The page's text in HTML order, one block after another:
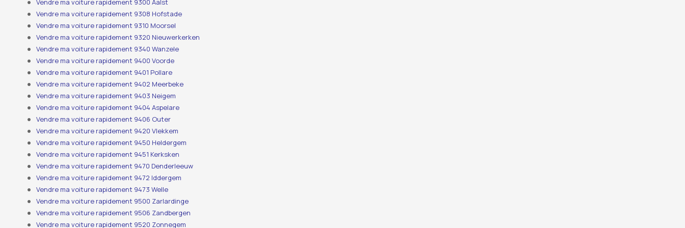
Vendre ma voiture rapidement 9300 Aalst
Vendre ma voiture rapidement 9308 Hofstade
Vendre ma voiture rapidement 9310 Moorsel
Vendre ma voiture rapidement 9320 Nieuwerkerken
Vendre ma voiture rapidement 9340 Wanzele
Vendre ma voiture rapidement 9400 Voorde
Vendre ma voiture rapidement 9401 Pollare
Vendre ma voiture rapidement 9402 Meerbeke
Vendre ma voiture rapidement 9403 Neigem
Vendre ma voiture rapidement 9404 Aspelare
Vendre ma voiture rapidement 9406 Outer
Vendre ma voiture rapidement 9420 Vlekkem
Vendre ma voiture rapidement 9450 Heldergem
Vendre ma voiture rapidement 9451 Kerksken
Vendre ma voiture rapidement 9470 Denderleeuw
Vendre ma voiture rapidement 9472 Iddergem
Vendre ma voiture rapidement 9473 Welle
Vendre ma voiture rapidement 9500 Zarlardinge
Vendre ma voiture rapidement 9506 Zandbergen
Vendre ma voiture rapidement 9520 Zonnegem